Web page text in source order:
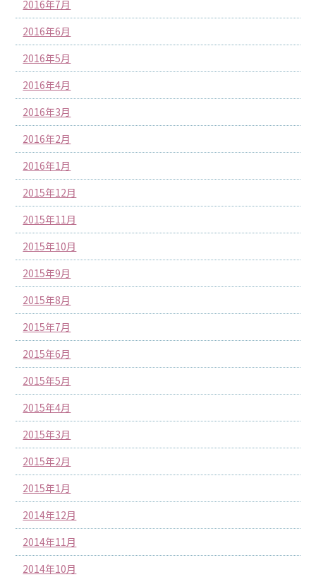
2016年7月
2016年6月
2016年5月
2016年4月
2016年3月
2016年2月
2016年1月
2015年12月
2015年11月
2015年10月
2015年9月
2015年8月
2015年7月
2015年6月
2015年5月
2015年4月
2015年3月
2015年2月
2015年1月
2014年12月
2014年11月
2014年10月